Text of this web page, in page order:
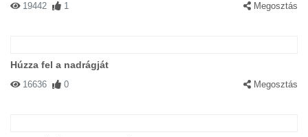
19442 1 Megosztás
Húzza fel a nadrágját
16636 0 Megosztás